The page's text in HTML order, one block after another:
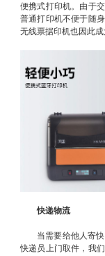
便携式打印机。由于
普通打印机不便于随
无线票据印机也因此成
快递物流
当需要给他人寄
快递员上门取件，我